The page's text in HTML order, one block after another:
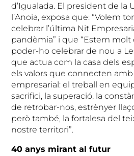
d’Igualada. El president de la
l’Anoia, exposa que: “Volem
celebrar l’última Nit
pandèmia” i que “Estem
poder-ho celebrar de nou a
que actua com la casa dels
els valors que connecten
empresarial: el treball en
sacrifici, la superació, la
de retrobar-nos, estrènyer
però també, la fortalesa del
nostre territori”.
40 anys mirant al futur